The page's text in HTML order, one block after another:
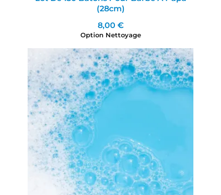
(28cm)
8,00 €
Option Nettoyage